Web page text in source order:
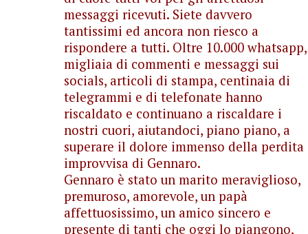
messaggi ricevuti. Siete davvero
tantissimi ed ancora non riesco a
rispondere a tutti. Oltre 10.000 whatsapp,
migliaia di commenti e messaggi sui
socials, articoli di stampa, centinaia di
telegrammi e di telefonate hanno
riscaldato e continuano a riscaldare i
nostri cuori, aiutandoci, piano piano, a
superare il dolore immenso della perdita
improvvisa di Gennaro.
Gennaro è stato un marito meraviglioso,
premuroso, amorevole, un papà
affettuosissimo, un amico sincero e
presente di tanti che oggi lo piangono,